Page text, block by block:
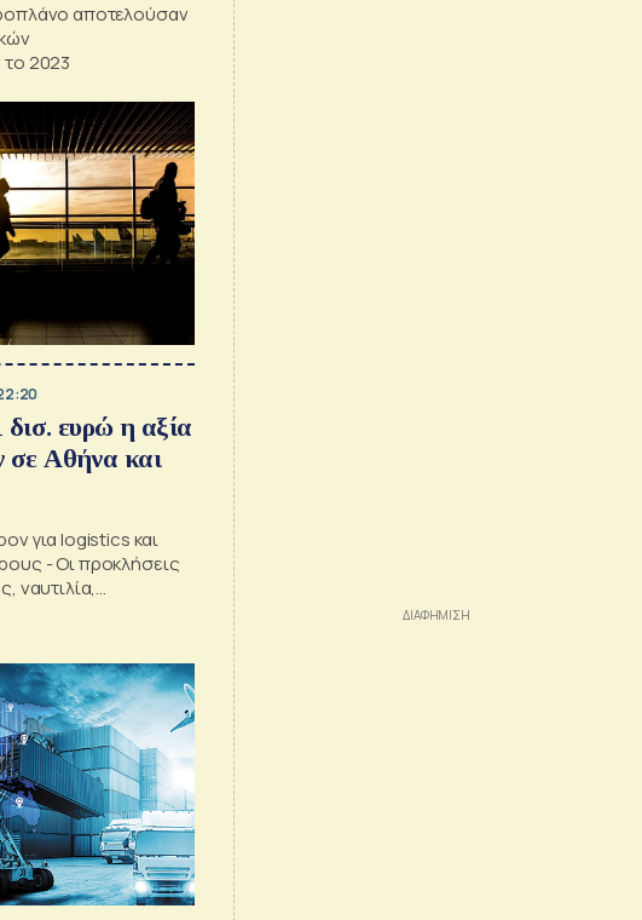
αποτελούσαν
το 2023
ευρώ η αξία
σε Αθήνα και
για logistics και
- Οι προκλήσεις
ναυτιλία,